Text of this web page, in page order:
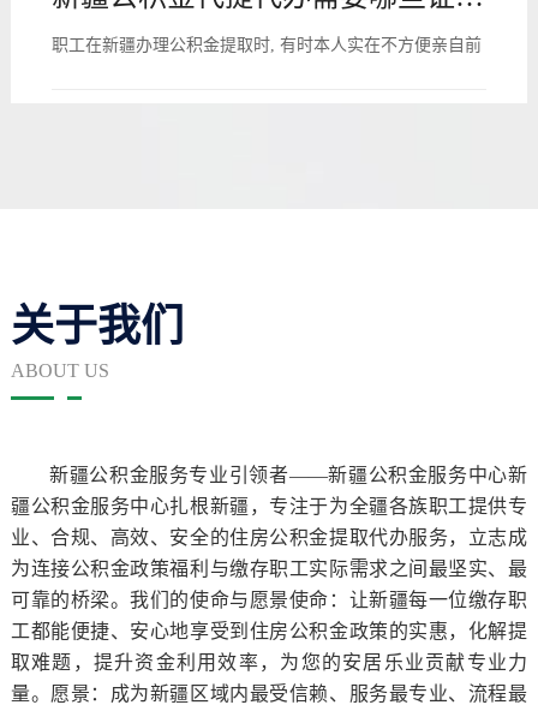
职工在新疆办理公积金提取时, 有时本人实在不方便亲自前
关于我们
ABOUT US
新疆公积金服务专业引领者——新疆公积金服务中心新
疆公积金服务中心扎根新疆，专注于为全疆各族职工提供专
业、合规、高效、安全的住房公积金提取代办服务，立志成
为连接公积金政策福利与缴存职工实际需求之间最坚实、最
可靠的桥梁。我们的使命与愿景使命：让新疆每一位缴存职
工都能便捷、安心地享受到住房公积金政策的实惠，化解提
取难题，提升资金利用效率，为您的安居乐业贡献专业力
量。愿景：成为新疆区域内最受信赖、服务最专业、流程最